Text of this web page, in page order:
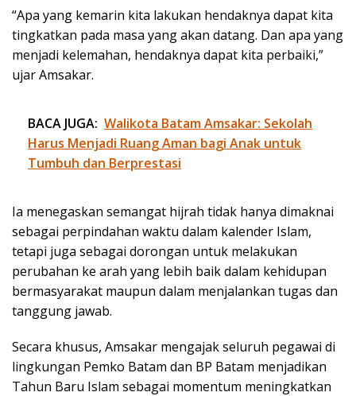
“Apa yang kemarin kita lakukan hendaknya dapat kita
tingkatkan pada masa yang akan datang. Dan apa yang
menjadi kelemahan, hendaknya dapat kita perbaiki,”
ujar Amsakar.
BACA JUGA: Walikota Batam Amsakar: Sekolah
Harus Menjadi Ruang Aman bagi Anak untuk
Tumbuh dan Berprestasi
Ia menegaskan semangat hijrah tidak hanya dimaknai
sebagai perpindahan waktu dalam kalender Islam,
tetapi juga sebagai dorongan untuk melakukan
perubahan ke arah yang lebih baik dalam kehidupan
bermasyarakat maupun dalam menjalankan tugas dan
tanggung jawab.
Secara khusus, Amsakar mengajak seluruh pegawai di
lingkungan Pemko Batam dan BP Batam menjadikan
Tahun Baru Islam sebagai momentum meningkatkan